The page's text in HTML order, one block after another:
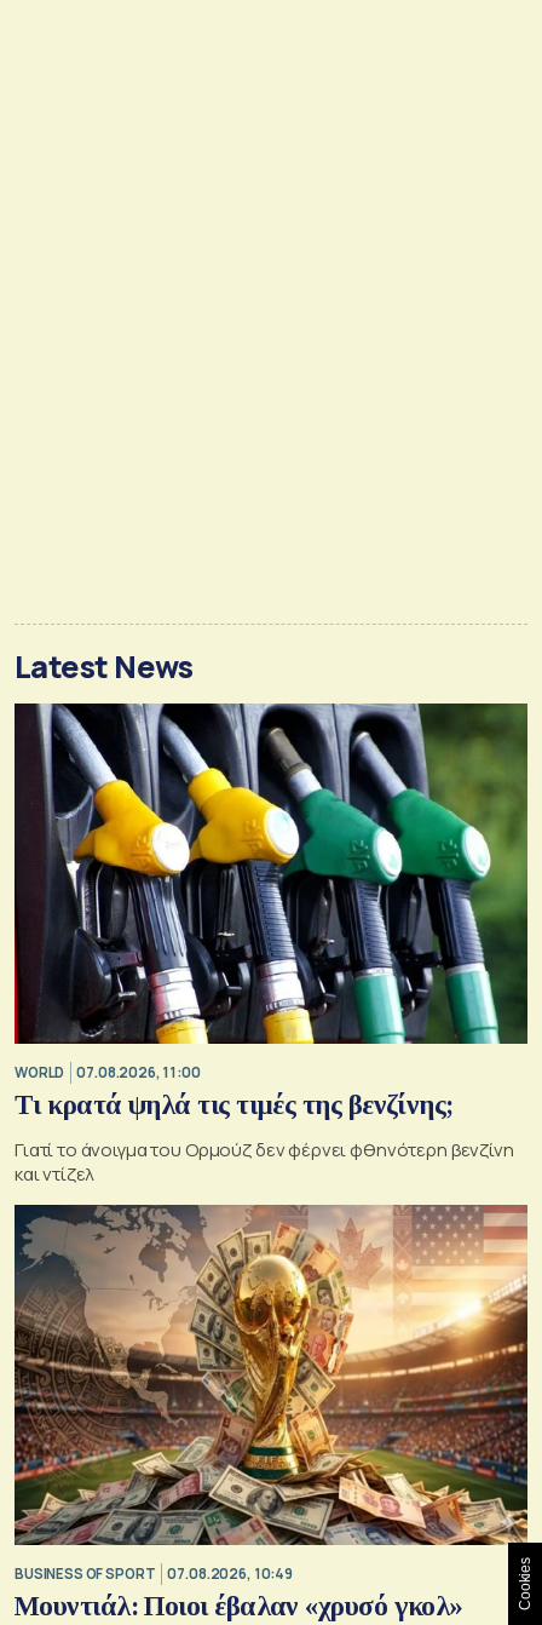
Latest News
WORLD 07.08.2026, 11:00
Τι κρατά ψηλά τις τιμές της βενζίνης;
Γιατί το άνοιγμα του Ορμούζ δεν φέρνει φθηνότερη βενζίνη
και ντίζελ
BUSINESS OF SPORT 07.08.2026, 10:49
Μουντιάλ: Ποιοι έβαλαν «χρυσό γκολ» Cookies